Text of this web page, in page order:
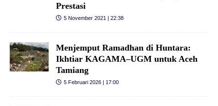
Prestasi
5 November 2021 | 22:38
Menjemput Ramadhan di Huntara:
Ikhtiar KAGAMA–UGM untuk Aceh
Tamiang
5 Februari 2026 | 17:00